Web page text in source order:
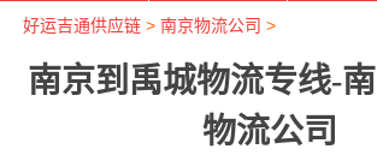
好运吉通供应链> 南京物流公司 >
南京到禹城物流专线-
物流公司